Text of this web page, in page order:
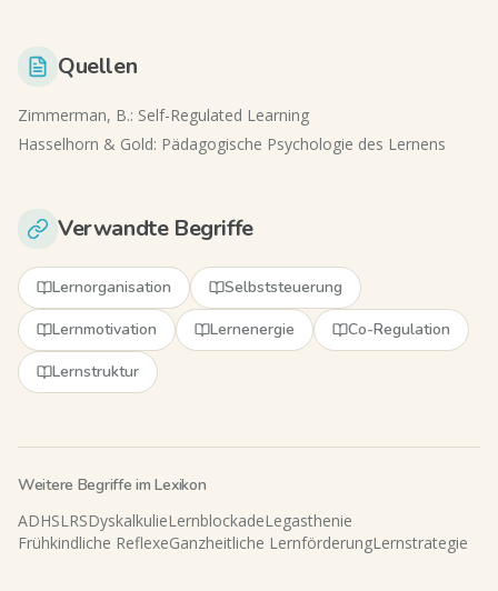
Quellen
Zimmerman, B.: Self-Regulated Learning
Hasselhorn & Gold: Pädagogische Psychologie des Lernens
Verwandte Begriffe
Lernorganisation
Selbststeuerung
Lernmotivation
Lernenergie
Co-Regulation
Lernstruktur
Weitere Begriffe im Lexikon
ADHSLRSDyskalkulieLernblockadeLegasthenie
Frühkindliche ReflexeGanzheitliche LernförderungLernstrategie